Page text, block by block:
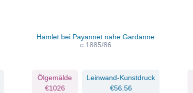
Hamlet bei Payannet nahe Gardanne
c.1885/86
Ölgemälde
€1026
Leinwand-Kunstdruck
€56.56